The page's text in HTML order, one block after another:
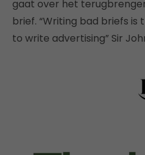
gaat over het
brief. “Writing bad briefs is
to write advertising” Sir